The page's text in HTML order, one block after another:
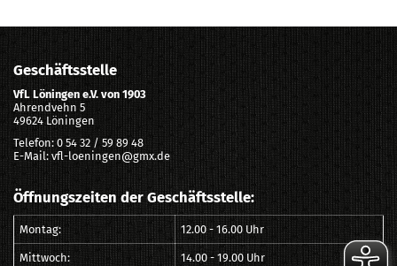
Geschäftsstelle
VfL Löningen e.V. von 1903
Ahrendvehn 5
49624 Löningen
Telefon: 0 54 32 / 59 89 48
E-Mail: vfl-loeningen@gmx.de
Öffnungszeiten der Geschäftsstelle:
Montag: 12.00 - 16.00 Uhr
Mittwoch: 14.00 - 19.00 Uhr